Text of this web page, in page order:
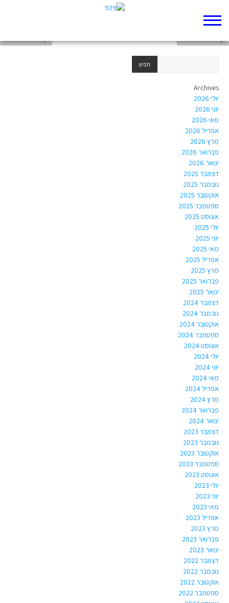
Archives
יולי 2026
יוני 2026
מאי 2026
אפריל 2026
מרץ 2026
פברואר 2026
ינואר 2026
דצמבר 2025
נובמבר 2025
אוקטובר 2025
ספטמבר 2025
אוגוסט 2025
יולי 2025
יוני 2025
מאי 2025
אפריל 2025
מרץ 2025
פברואר 2025
ינואר 2025
דצמבר 2024
נובמבר 2024
אוקטובר 2024
ספטמבר 2024
אוגוסט 2024
יולי 2024
יוני 2024
מאי 2024
אפריל 2024
מרץ 2024
פברואר 2024
ינואר 2024
דצמבר 2023
נובמבר 2023
אוקטובר 2023
ספטמבר 2023
אוגוסט 2023
יולי 2023
יוני 2023
מאי 2023
אפריל 2023
מרץ 2023
פברואר 2023
ינואר 2023
דצמבר 2022
נובמבר 2022
אוקטובר 2022
ספטמבר 2022